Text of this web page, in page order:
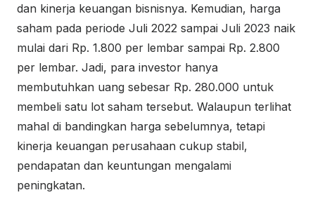
dan kinerja keuangan bisnisnya. Kemudian, harga
saham pada periode Juli 2022 sampai Juli 2023 naik
mulai dari Rp. 1.800 per lembar sampai Rp. 2.800
per lembar. Jadi, para investor hanya
membutuhkan uang sebesar Rp. 280.000 untuk
membeli satu lot saham tersebut. Walaupun terlihat
mahal di bandingkan harga sebelumnya, tetapi
kinerja keuangan perusahaan cukup stabil,
pendapatan dan keuntungan mengalami
peningkatan.